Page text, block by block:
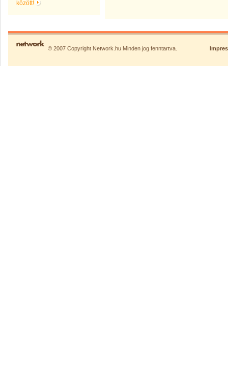
között!
© 2007 Copyright Network.hu Minden jog fenntartva.